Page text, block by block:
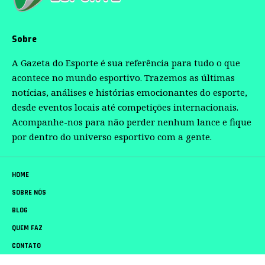
Sobre
A Gazeta do Esporte é sua referência para tudo o que
acontece no mundo esportivo. Trazemos as últimas
notícias, análises e histórias emocionantes do esporte,
desde eventos locais até competições internacionais.
Acompanhe-nos para não perder nenhum lance e fique
por dentro do universo esportivo com a gente.
HOME
SOBRE NÓS
BLOG
QUEM FAZ
CONTATO